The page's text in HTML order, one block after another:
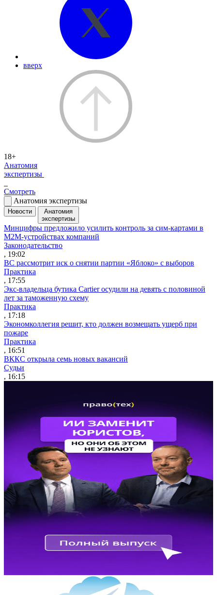
вверх
18+
Анатомия
экспертизы
Смотреть
Анатомия экспертизы
Новости
Анатомия
экспертизы
Минцифры предложило усилить контроль за сим-картами в
M2M-устройствах компаний
Законодательство
, 19:02
ВС рассмотрит иск о снятии партии «Яблоко» с выборов
Практика
, 17:55
Экс-владельца бутика Cartier осудили на девять с половиной
лет за таможенную схему
Практика
, 17:18
Экономколлегия решит, кто должен возмещать ущерб при
пожаре
Практика
, 16:51
ВККС открыла семь новых вакансий
Судьи
, 16:15